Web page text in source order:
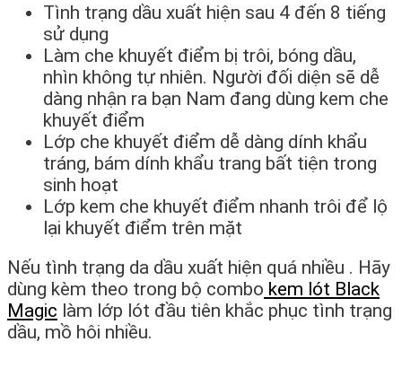
Tình trạng dầu xuất hiện sau 4 đến 8 tiếng
sử dụng
Làm che khuyết điểm bị trôi, bóng dầu,
nhìn không tự nhiên. Người đối diện sẽ dễ
dàng nhận ra bạn Nam đang dùng kem che
khuyết điểm
Lớp che khuyết điểm dễ dàng dính khẩu
tráng, bám dính khẩu trang bất tiện trong
sinh hoạt
Lớp kem che khuyết điểm nhanh trôi để lộ
lại khuyết điểm trên mặt
Nếu tình trạng da dầu xuất hiện quá nhiều . Hãy
dùng kèm theo trong bộ combo kem lót Black
Magic làm lớp lót đầu tiên khắc phục tình trạng
dầu, mồ hôi nhiều.